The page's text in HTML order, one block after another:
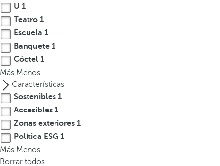
s
p
u
l
s
r
a
t
e
c
l
a
U 1
Teatro 1
Escuela 1
Banquete 1
Cóctel 1
Más Menos
Características
Sostenibles 1
Accesibles 1
Zonas exteriores 1
Política ESG 1
Más Menos
Borrar todos